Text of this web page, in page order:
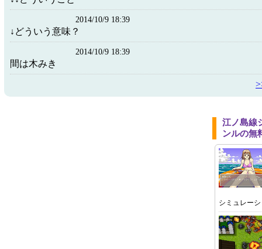
2014/10/9 18:39
↓どういう意味？
2014/10/9 18:39
間は木みき
江ノ島線
ンルの無
シミュレー